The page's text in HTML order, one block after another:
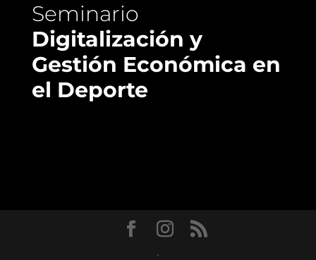
Seminario
Digitalización y
Gestión Económica en
el Deporte
.